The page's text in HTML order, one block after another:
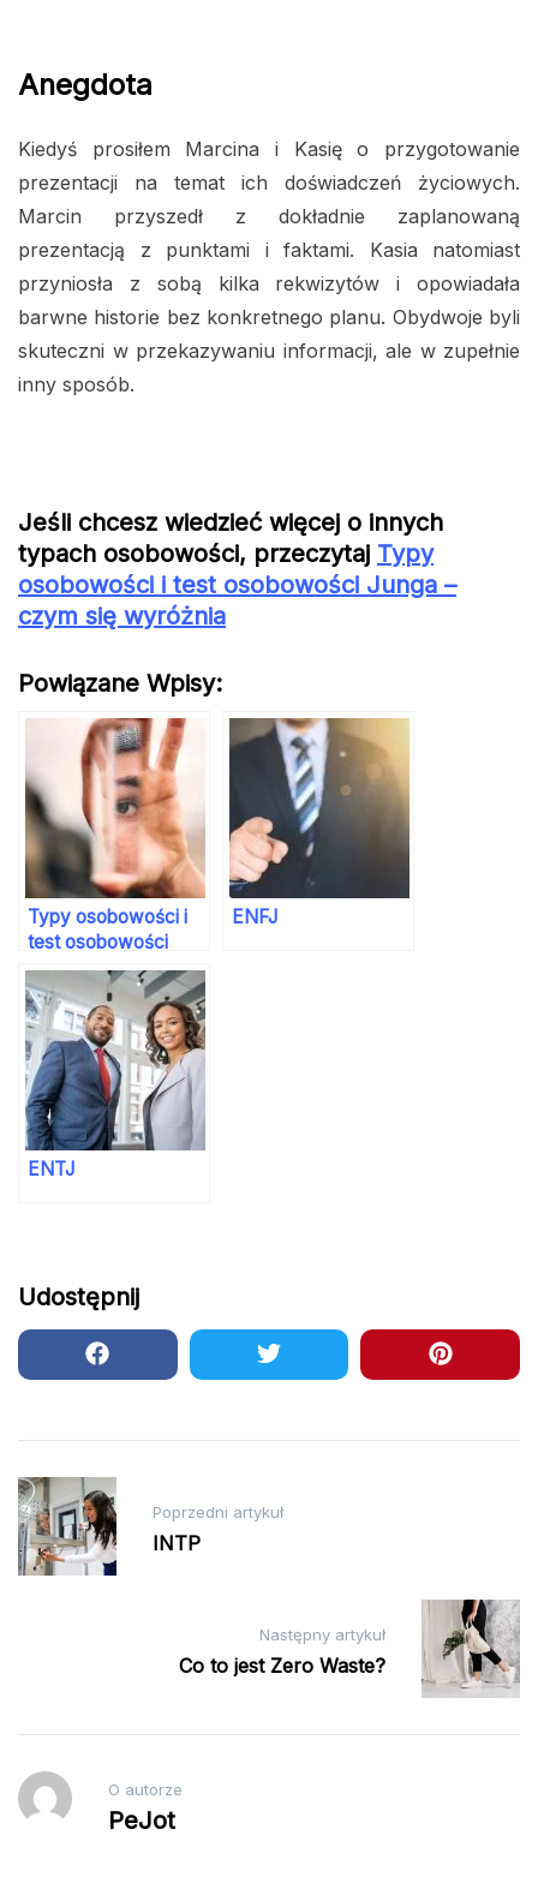
Anegdota
Kiedyś prosiłem Marcina i Kasię o przygotowanie
prezentacji na temat ich doświadczeń życiowych.
Marcin przyszedł z dokładnie zaplanowaną
prezentacją z punktami i faktami. Kasia natomiast
przyniosła z sobą kilka rekwizytów i opowiadała
barwne historie bez konkretnego planu. Obydwoje byli
skuteczni w przekazywaniu informacji, ale w zupełnie
inny sposób.
Jeśli chcesz wiedzieć więcej o innych
typach osobowości, przeczytaj Typy
osobowości i test osobowości Junga –
czym się wyróżnia
Powiązane Wpisy:
Typy osobowości i
test osobowości
Junga — czym się
wyróżnia?
ENFJ
ENTJ
Udostępnij
Nawigacja
wpisu
Poprzedni artykuł
INTP
Następny artykuł
Co to jest Zero Waste?
O autorze
PeJot